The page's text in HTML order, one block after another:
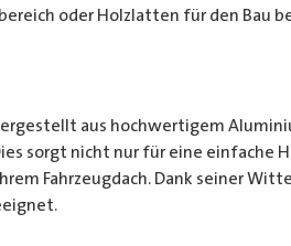
oder Holzlatten für den Bau
aus hochwertigem
sorgt nicht nur für eine einfache
Fahrzeugdach. Dank seiner